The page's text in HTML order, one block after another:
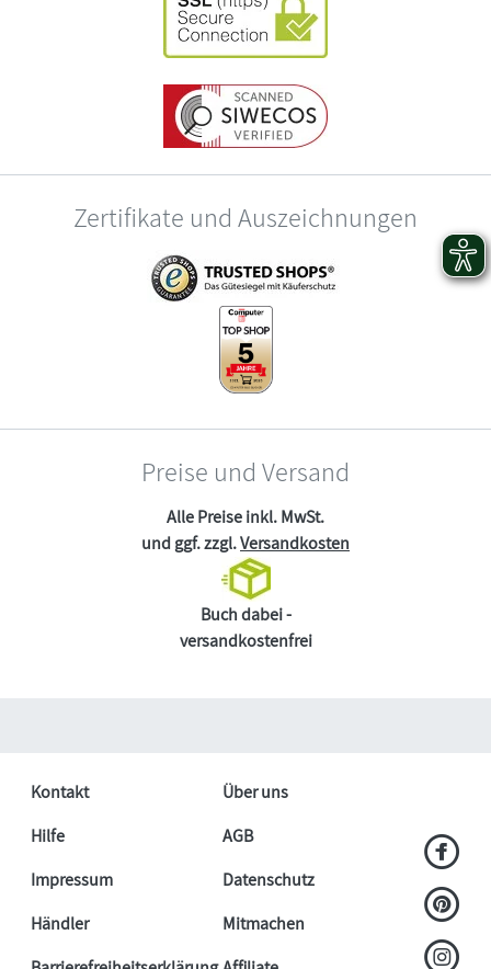
Zertifikate und Auszeichnungen
Preise und Versand
Alle Preise inkl. MwSt.
und ggf. zzgl.Versandkosten
Buch dabei -
versandkostenfrei
Kontakt
Über uns
Hilfe
AGB
Impressum
Datenschutz
Händler
Mitmachen